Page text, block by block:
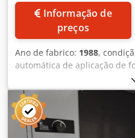
preços
Ano de fabrico: 1988,
automática de aplicação de
Ochsner GA Ano: 1988
Dksdpfx Aozqt Efsmhor
com sistema de exaustão
superfície Estação de
controlo e direção elétrica